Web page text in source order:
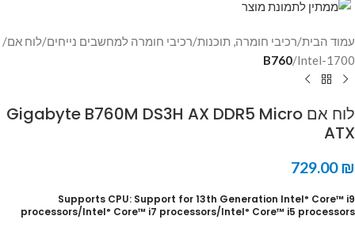
עמוד הבית רכיבי חומרה, תוכנות רכיבי חומרה למחשבים נייחים לוח אם
Intel-1700
B760
לוח אם Gigabyte B760M DS3H AX DDR5 Micro
ATX
729.00₪
Supports CPU: Support for 13th Generation Intel® Core™ i9
processors/Intel® Core™ i7 processors/Intel® Core™ i5 processors